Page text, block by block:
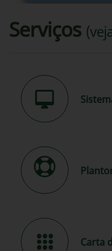
Serviços
Carta